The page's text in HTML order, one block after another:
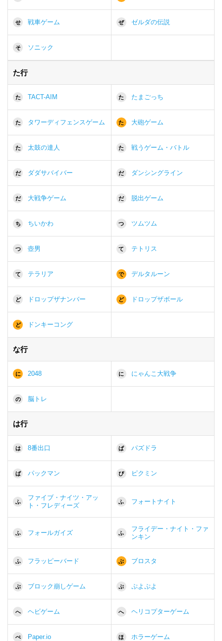
せ 戦車ゲーム ぜ ゼルダの伝説
そ ソニック
た行
た TACT-AIM た たまごっち
た タワーディフェンスゲーム た 大砲ゲーム
た 太鼓の達人 た 戦うゲーム・バトル
だ ダダサバイバー だ ダンシングライン
だ 大戦争ゲーム だ 脱出ゲーム
ち ちいかわ つ ツムツム
つ 壺男 て テトリス
て テラリア で デルタルーン
ど ドロップザナンバー ど ドロップザボール
ど ドンキーコング
な行
に 2048 に にゃんこ大戦争
の 脳トレ
は行
は 8番出口 ぱ パズドラ
ぱ パックマン ぴ ピクミン
ふ
ファイブ・ナイツ・アッ
ト・フレディーズ
ふ フォートナイト
ふ フォールガイズ ふ
フライデー・ナイト・ファ
ンキン
ふ フラッピーバード ぶ ブロスタ
ぶ ブロック崩しゲーム ぷ ぷよぷよ
へ ヘビゲーム へ ヘリコプターゲーム
ぺ Paper.io ほ ホラーゲーム